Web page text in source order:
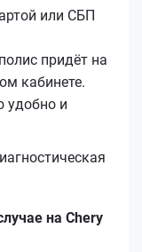
или СБП
придёт на
кабинете.
удобно и
на Chery